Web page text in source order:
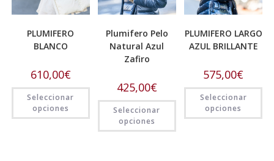
PLUMIFERO
BLANCO
610,00€
Seleccionar
opciones
Plumifero Pelo
Natural Azul
Zafiro
425,00€
Seleccionar
opciones
PLUMIFERO LARGO
AZUL BRILLANTE
575,00€
Seleccionar
opciones